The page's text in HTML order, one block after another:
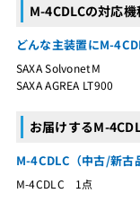
M-4CDLCの対応機
どんな主装置にM-
SAXA SolvonetM
SAXA AGREA LT900
お届けするM-
M-4CDLC（中古/新古
M-4CDLC 1点